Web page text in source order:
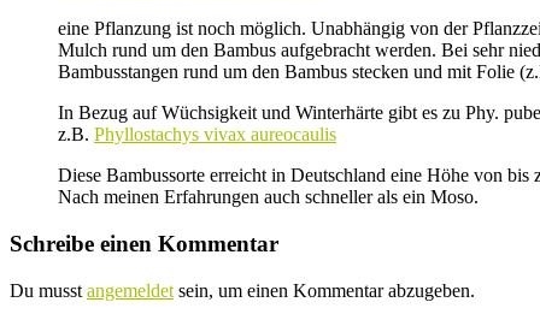
eine Pflanzung ist noch möglich. Unabhängig von der
Mulch rund um den Bambus aufgebracht werden. Bei sehr
Bambusstangen rund um den Bambus stecken und mit Folie
In Bezug auf Wüchsigkeit und Winterhärte gibt es zu Phy.
z.B. Phyllostachys vivax aureocaulis
Diese Bambussorte erreicht in Deutschland eine Höhe von
Nach meinen Erfahrungen auch schneller als ein Moso.
Schreibe einen Kommentar
Du musst angemeldet sein, um einen Kommentar abzugeben.